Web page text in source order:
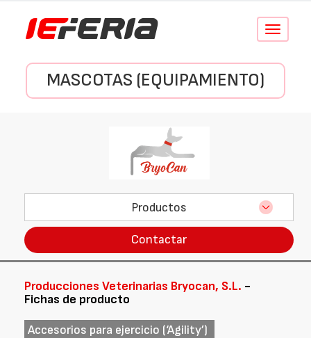
Conmutar
MASCOTAS (EQUIPAMIENTO)
Productos
Contactar
Producciones Veterinarias Bryocan, S.L. -
Fichas de producto
Accesorios para ejercicio (‘Agility’)